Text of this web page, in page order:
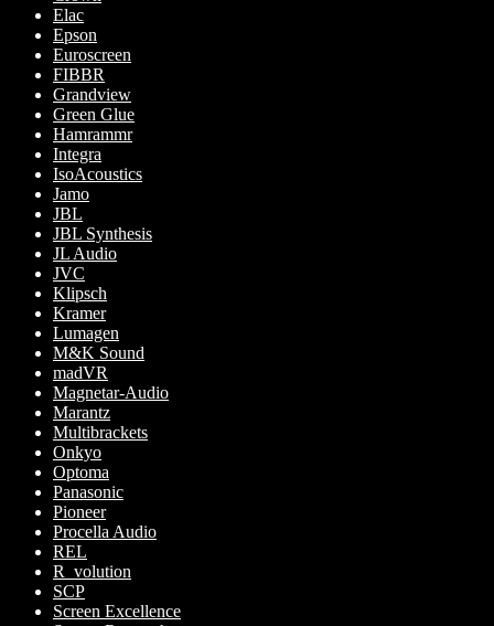
Elac
Epson
Euroscreen
FIBBR
Grandview
Green Glue
Hamrammr
Integra
IsoAcoustics
Jamo
JBL
JBL Synthesis
JL Audio
JVC
Klipsch
Kramer
Lumagen
M&K Sound
madVR
Magnetar-Audio
Marantz
Multibrackets
Onkyo
Optoma
Panasonic
Pioneer
Procella Audio
REL
R_volution
SCP
Screen Excellence